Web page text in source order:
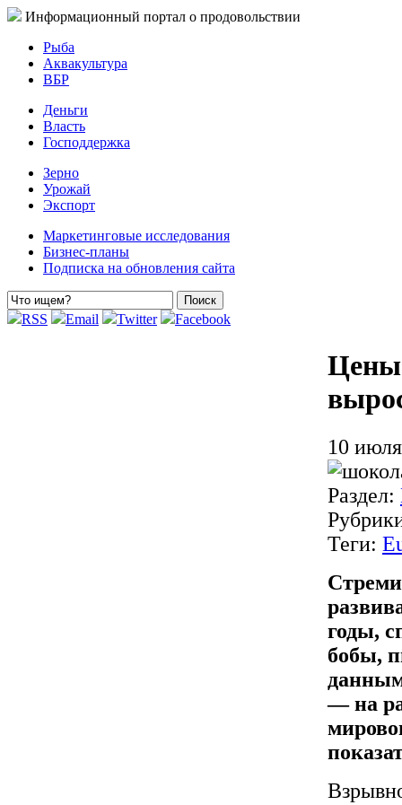
Информационный портал о продовольствии
Рыба
Аквакультура
ВБР
Деньги
Власть
Господдержка
Зерно
Урожай
Экспорт
Маркетинговые исследования
Бизнес-планы
Подписка на обновления сайта
RSS Email Twitter Facebook
Цены
10
Раздел:
Теги:
годы,
бобы,
— на